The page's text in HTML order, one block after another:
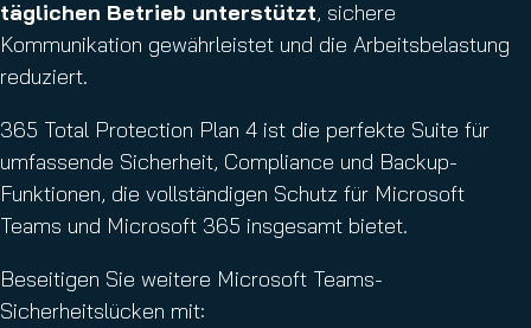
täglichen Betrieb unterstützt, sichere
Kommunikation gewährleistet und die Arbeitsbelastung
reduziert.
365 Total Protection Plan 4 ist die perfekte Suite für
umfassende Sicherheit, Compliance und Backup-
Funktionen, die vollständigen Schutz für Microsoft
Teams und Microsoft 365 insgesamt bietet.
Beseitigen Sie weitere Microsoft Teams-
Sicherheitslücken mit: